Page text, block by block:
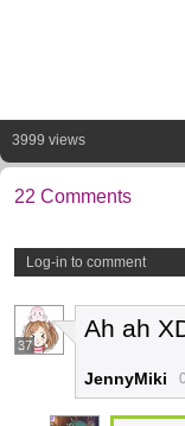
3999 views
22 Comments
Log-in to comment
37
Ah ah
JennyMiki